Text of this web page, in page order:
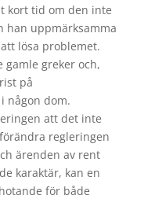
kort tid om den inte
han uppmärksamma
lösa problemet.
gamle greker och,
på
någon dom.
att det inte
regleringen
ärenden av rent
karaktär, kan en
för både